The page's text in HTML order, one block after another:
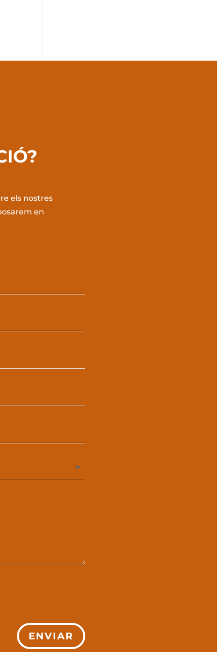
els nostres
en
ENVIAR